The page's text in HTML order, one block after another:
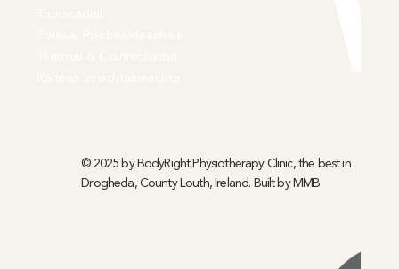
© 2025 by BodyRight Physiotherapy Clinic, the best in
Drogheda, County Louth, Ireland. Built byMMB